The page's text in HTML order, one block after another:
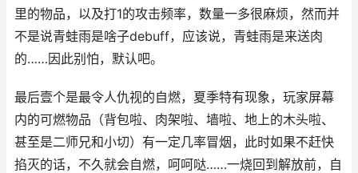
里的物品，以及打1的攻击频率，数量一多很麻烦，然而并
不是说青蛙雨是啥子debuff，应该说，青蛙雨是来送肉
的……因此别怕，默认吧。
最后壹个是最令人仇视的自燃，夏季特有现象，玩家屏幕
内的可燃物品（背包啦、肉架啦、墙啦、地上的木头啦、
甚至是二师兄和小切）有一定几率冒烟，此时如果不赶快
掐灭的话，不久就会自燃，呵呵哒……一烧回到解放前，自